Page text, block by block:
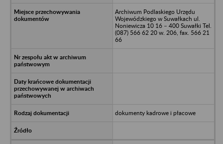
Archiwum Podlaskiego Urzędu
Wojewódzkiego w Suwałkach ul.
Noniewicza 10 16 – 400 Suwałki Tel.
(087) 566 62 20 w. 206, fax. 566 21
66
dokumenty kadrowe i płacowe